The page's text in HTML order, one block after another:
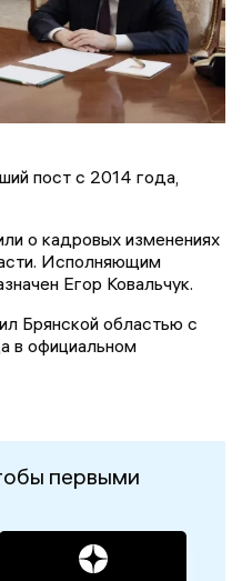
пост с 2014 года,
о кадровых изменениях
Исполняющим
Егор Ковальчук.
Брянской областью с
в официальном
первыми